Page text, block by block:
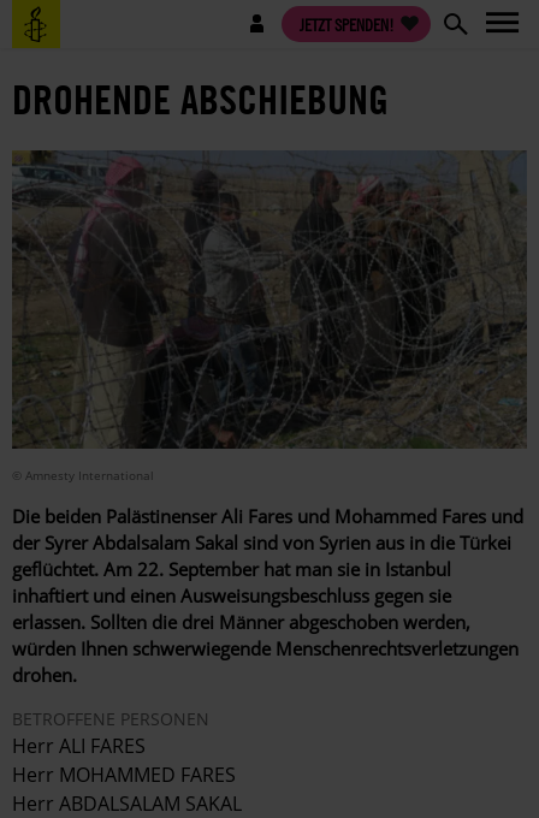
Direkt
zum
Benutzermenü JETZT SPENDEN!
DROHENDE ABSCHIEBUNG
© Amnesty International
Die beiden Palästinenser Ali Fares und Mohammed Fares und
der Syrer Abdalsalam Sakal sind von Syrien aus in die Türkei
geflüchtet. Am 22. September hat man sie in Istanbul
inhaftiert und einen Ausweisungsbeschluss gegen sie
erlassen. Sollten die drei Männer abgeschoben werden,
würden Ihnen schwerwiegende Menschenrechtsverletzungen
drohen.
BETROFFENE PERSONEN
Herr ALI FARES
Herr MOHAMMED FARES
Herr ABDALSALAM SAKAL